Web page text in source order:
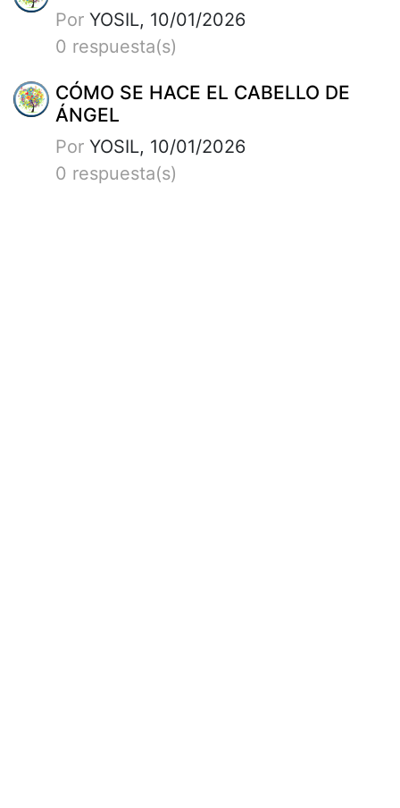
Por YOSIL, 10/01/2026
0 respuesta(s)
CÓMO SE HACE EL CABELLO DE
ÁNGEL
Por YOSIL, 10/01/2026
0 respuesta(s)